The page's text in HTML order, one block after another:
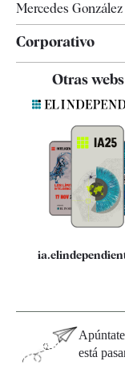
Mercedes
Corporativo
Contacto
Quiénes somos
Especificaciones
Otras
está